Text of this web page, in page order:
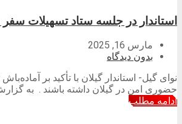
استاندار در جلسه ستاد تسهیلات
مارس 16, 2025
بدون دیدگاه
نوای گیل- استاندار گیلان با تأکید بر
حضوری امن در گیلان داشته باشند . به
ادامه مطلب